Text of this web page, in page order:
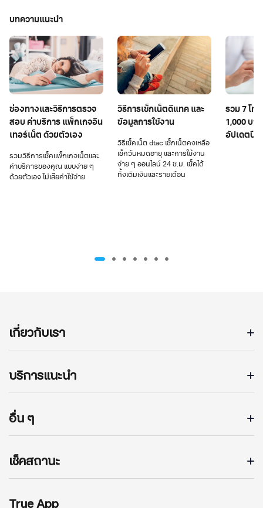
บทความแนะนำ
ช่องทางและวิธีการตรวจ
สอบ ค่าบริการ แพ็กเกจอิน
เทอร์เน็ต ด้วยตัวเอง
รวมวิธีการเช็คแพ็กเกจเน็ตและ
ค่าบริการของคุณ แบบง่าย ๆ
ด้วยตัวเอง ไม่เสียค่าใช้จ่าย
วิธีการเช็กเน็ตดีแทค และ
ข้อมูลการใช้งาน
วิธีเช็คเน็ต dtac เช็กเน็ตคงเหลือ
เช็กวันหมดอายุ และการใช้งาน
ง่าย ๆ ออนไลน์ 24 ช.ม. เช็คได้
ทั้งเติมเงินและรายเดือน
รวม 7 โท
1,000 บา
อัปเดตปี
เกี่ยวกับเรา
บริการแนะนำ
อื่น ๆ
เช็คสถานะ
True App